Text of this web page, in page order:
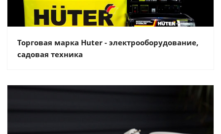
Торговая марка Huter - электрооборудование,
садовая техника